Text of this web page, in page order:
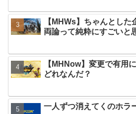
【MHWs】ちゃんとし
両論って純粋にすごいと
【MHNow】変更で有用
どれなんだ？
一人ずつ消えてくのホラ